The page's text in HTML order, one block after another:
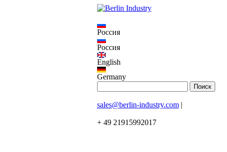
Россия
Россия
English
Germany
sales@berlin-industry.com|
+ 49 21915992017